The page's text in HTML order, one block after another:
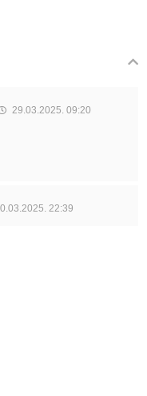
29.03.2025. 09:20
22:39